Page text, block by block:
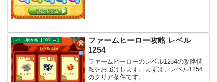
レベル別攻略【1001～】
ファームヒーロー攻略 レベル
1254
ファームヒーローのレベル1254の攻略情
報をお届けします。まずは、レベル1254
のクリア条件です。